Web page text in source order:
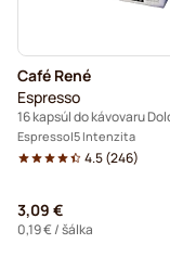
Café René
Espresso
16 kapsúl do kávovaru
Espresso 5 Intenzita
4.5(246)
3,09 €
0,19 €/ šálka